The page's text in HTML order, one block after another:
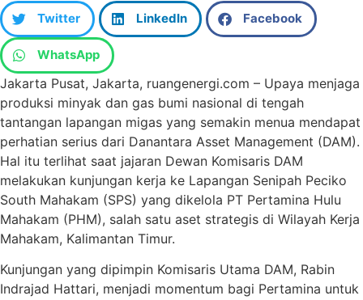
Twitter LinkedIn Facebook
WhatsApp
Jakarta Pusat, Jakarta, ruangenergi.com – Upaya menjaga
produksi minyak dan gas bumi nasional di tengah
tantangan lapangan migas yang semakin menua mendapat
perhatian serius dari Danantara Asset Management (DAM).
Hal itu terlihat saat jajaran Dewan Komisaris DAM
melakukan kunjungan kerja ke Lapangan Senipah Peciko
South Mahakam (SPS) yang dikelola PT Pertamina Hulu
Mahakam (PHM), salah satu aset strategis di Wilayah Kerja
Mahakam, Kalimantan Timur.
Kunjungan yang dipimpin Komisaris Utama DAM, Rabin
Indrajad Hattari, menjadi momentum bagi Pertamina untuk